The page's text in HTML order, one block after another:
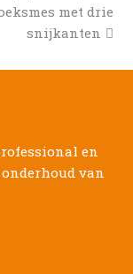
met drie
snijkanten
en
van